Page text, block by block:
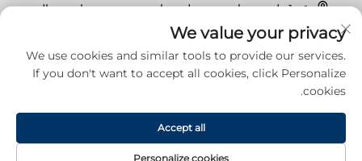
رقم 1 طريق تشانغتشون، بلدة شانغهو، سوزهو، جيانغسو، الصين
+86-15150179453
[email protected]
حقوق الت COPYRIGHT © 2026 شركة سوتشو يواندا للمنتجات التجارية
المحدودة. جميع الحقوق محفوظة.سياسة الخصوصية
We value your privacy
We use cookies and similar tools to provide our services.
If you don't want to accept all cookies, click Personalize
cookies.
Personalize cookies
Accept all